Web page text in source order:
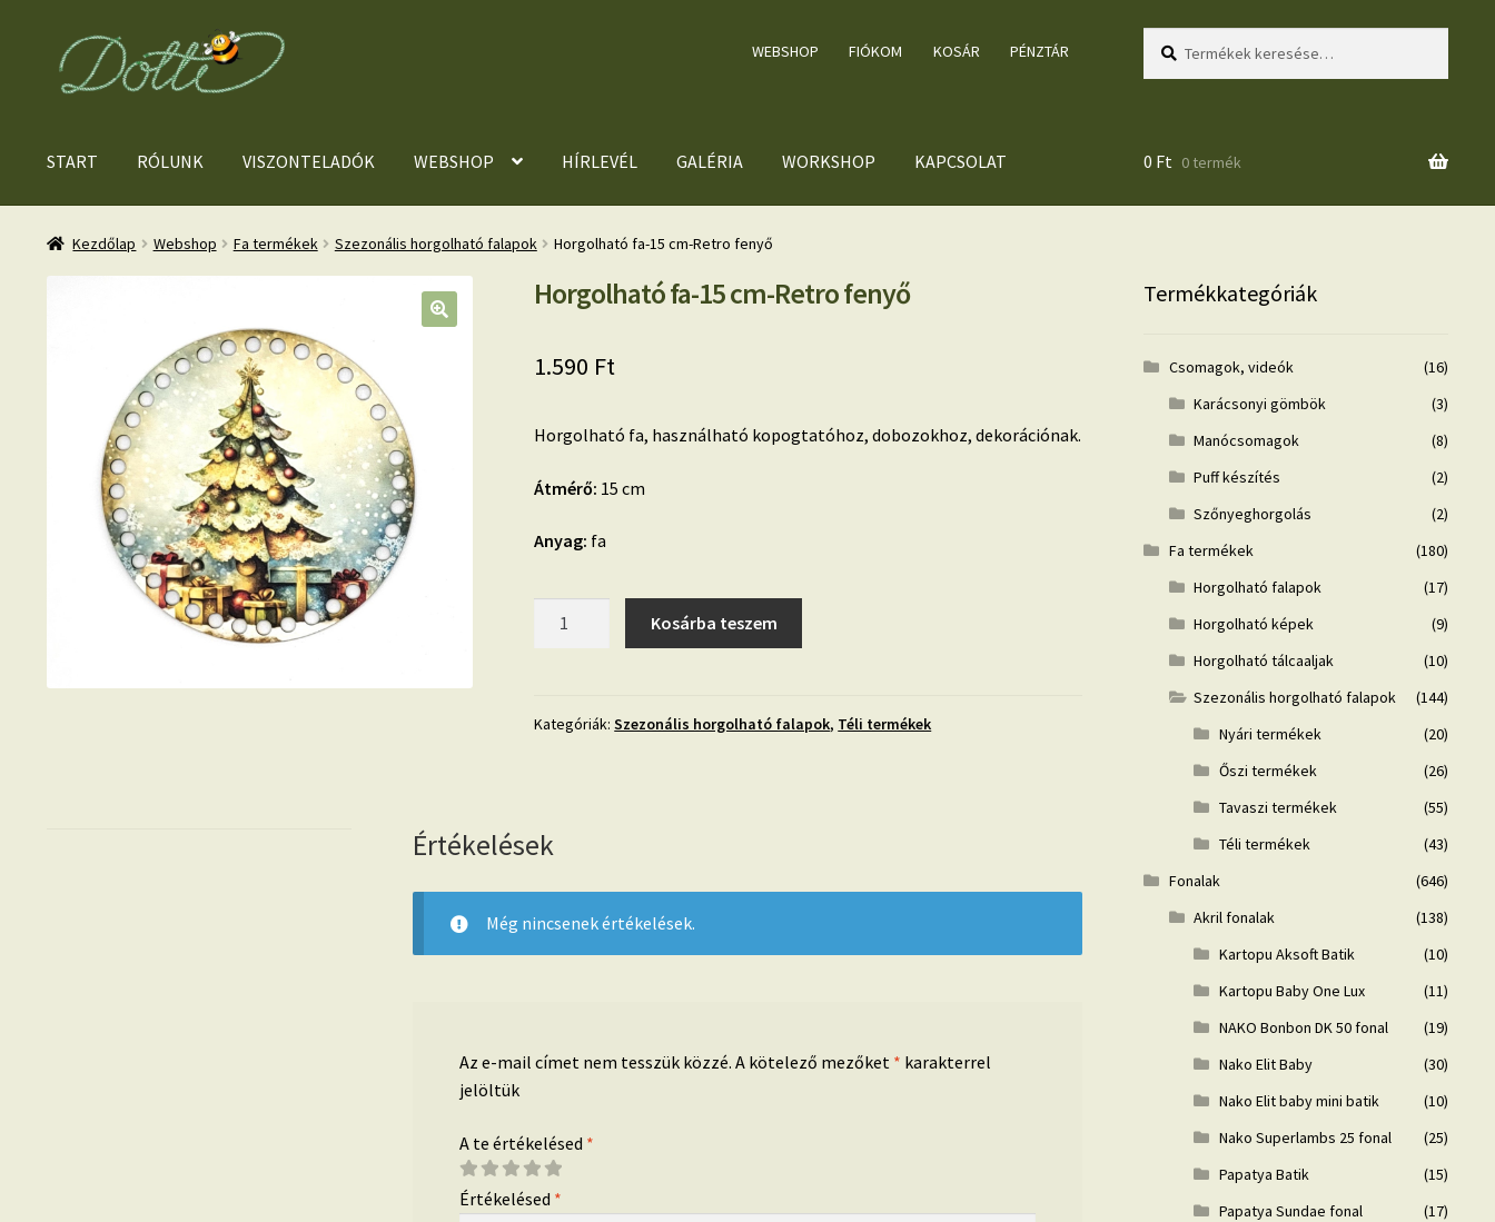
Ugrás
navigációhoz
Kilépés
tartalomba
WEBSHOP FIÓKOM KOSÁR PÉNZTÁR
START RÓLUNK VISZONTELADÓK WEBSHOP HÍRLEVÉL GALÉRIA WORKSHOP KAPCSOLAT 0 Ft 0 termék
Kezdőlap Webshop Fa termékek Szezonális horgolható falapok Horgolható fa-15 cm-Retro fenyő
Horgolható fa-15 cm-Retro fenyő
1.590 Ft
Horgolható fa, használható kopogtatóhoz, dobozokhoz, dekorációnak.
Átmérő: 15 cm
Anyag: fa
Retro
Kosárba teszem
Kategóriák:Szezonális horgolható falapok, Téli termékek
Értékelések
Még nincsenek értékelések.
Az e-mail címet nem tesszük közzé. A kötelező mezőket * karakterrel
jelöltük
A te értékelésed *
Értékelésed *
Termékkategóriák
Csomagok, videók
(16)
Karácsonyi gömbök
(3)
Manócsomagok
(8)
Puff készítés
(2)
Szőnyeghorgolás
(2)
Fa termékek
(180)
Horgolható falapok
(17)
Horgolható képek
(9)
Horgolható tálcaaljak
(10)
Szezonális horgolható falapok
(144)
Nyári termékek
(20)
Őszi termékek
(26)
Tavaszi termékek
(55)
Téli termékek
(43)
Fonalak
(646)
Akril fonalak
(138)
Kartopu Aksoft Batik
(10)
Kartopu Baby One Lux
(11)
NAKO Bonbon DK 50 fonal
(19)
Nako Elit Baby
(30)
Nako Elit baby mini batik
(10)
Nako Superlambs 25 fonal
(25)
Papatya Batik
(15)
Papatya Sundae fonal
(17)